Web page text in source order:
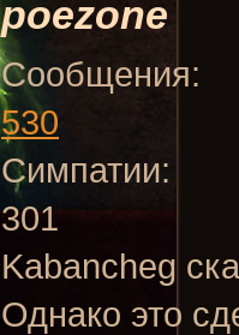
poezone
Сообщения:
530
Симпатии:
301
Kabancheg
Однако это